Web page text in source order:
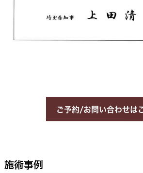
ご予約/お問い合わせは
施術事例